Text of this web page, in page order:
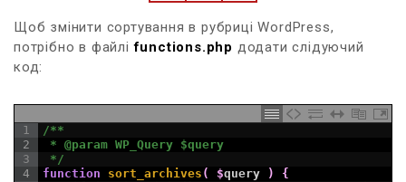
Щоб змінити сортування в рубриці WordPress,
потрібно в файліfunctions.php додати слідуючий
код:
1
2
3
4
/**
* @param WP_Query $query
*/
function
sort_archives ( $query )
{